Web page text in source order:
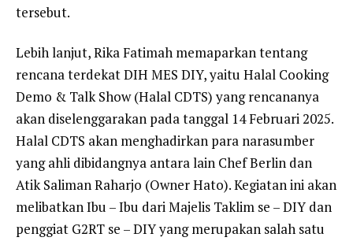
tersebut.
Lebih lanjut, Rika Fatimah memaparkan tentang
rencana terdekat DIH MES DIY, yaitu Halal Cooking
Demo & Talk Show (Halal CDTS) yang rencananya
akan diselenggarakan pada tanggal 14 Februari 2025.
Halal CDTS akan menghadirkan para narasumber
yang ahli dibidangnya antara lain Chef Berlin dan
Atik Saliman Raharjo (Owner Hato). Kegiatan ini akan
melibatkan Ibu – Ibu dari Majelis Taklim se – DIY dan
penggiat G2RT se – DIY yang merupakan salah satu